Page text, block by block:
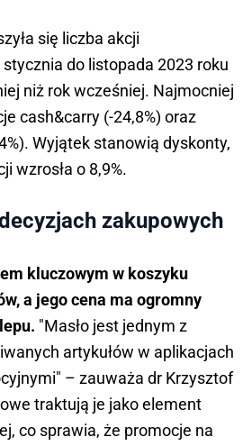
się liczba akcji
do listopada 2023 roku
niż rok wcześniej. Najmocniej
cash&carry (-24,8%) oraz
Wyjątek stanowią dyskonty,
wzrosła o 8,9%.
zakupowych
kluczowym w koszyku
a jego cena ma ogromny
"Masło jest jednym z
artykułów w aplikacjach
– zauważa dr Krzysztof
traktują je jako element
co sprawia, że promocje na